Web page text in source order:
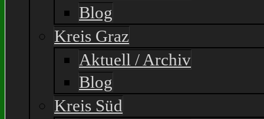
Blog
Kreis Graz
Aktuell / Archiv
Blog
Kreis Süd